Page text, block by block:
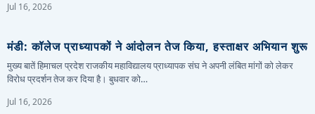
Jul 16, 2026
मंडी: कॉलेज प्राध्यापकों ने आंदोलन तेज किया, हस्ताक्षर अभियान शुरू
मुख्य बातें हिमाचल प्रदेश राजकीय महाविद्यालय प्राध्यापक संघ ने अपनी लंबित मांगों को लेकर
विरोध प्रदर्शन तेज कर दिया है। बुधवार को…
Jul 16, 2026